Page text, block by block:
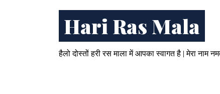
Hari Ras Mala
हैलो दोस्तों हरी रस माला में आपका स्वागत है | मेरा